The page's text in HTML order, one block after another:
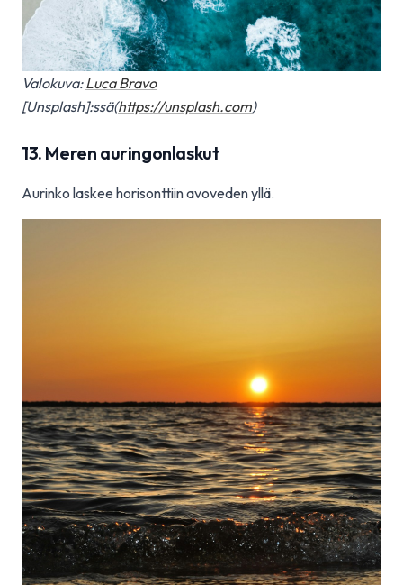
Valokuva:Luca Bravo
[Unsplash]:ssä(https://unsplash.com)
13. Meren auringonlaskut
Aurinko laskee horisonttiin avoveden yllä.